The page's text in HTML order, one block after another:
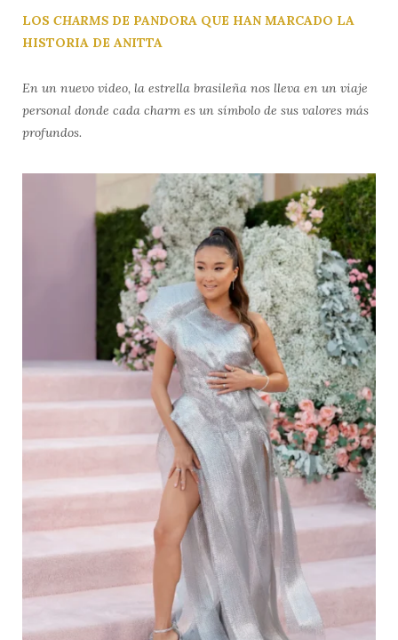
LOS CHARMS DE PANDORA QUE HAN MARCADO LA
HISTORIA DE ANITTA
En un nuevo video, la estrella brasileña nos lleva en un viaje
personal donde cada charm es un símbolo de sus valores más
profundos.